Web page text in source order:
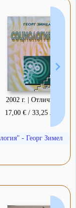
2002 г. | Отлично
17,00 € / 33,25 лв.
- Георг Зимел